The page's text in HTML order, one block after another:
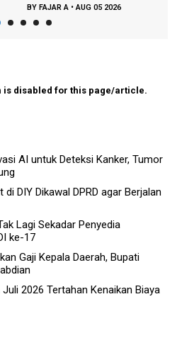
BY FAJAR A •AUG 05 2026
is disabled for this page/article.
AI untuk Deteksi Kanker, Tumor
DIY Dikawal DPRD agar Berjalan
Lagi Sekadar Penyedia
ke-17
Gaji Kepala Daerah, Bupati
2026 Tertahan Kenaikan Biaya